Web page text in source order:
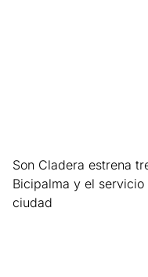
Son Cladera estrena
Bicipalma y el
ciudad